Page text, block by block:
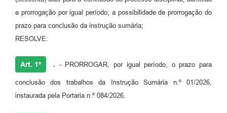
a prorrogação por igual período; a possibilidade de prorrogação do
prazo para conclusão da instrução sumária;
RESOLVE:
Art. 1º . - PRORROGAR, por igual período, o prazo para
conclusão dos trabalhos da Instrução Sumária n.º 01/2026,
instaurada pela Portaria n.º 084/2026.